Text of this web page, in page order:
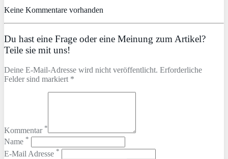
Keine Kommentare vorhanden
Du hast eine Frage oder eine Meinung zum Artikel?
Teile sie mit uns!
Deine E-Mail-Adresse wird nicht veröffentlicht. Erforderliche
Felder sind markiert *
Kommentar *
Name *
E-Mail Adresse *